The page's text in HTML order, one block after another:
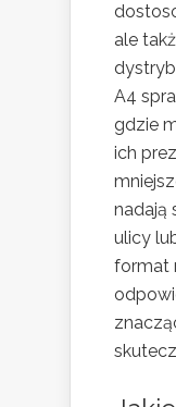
ale
A4
gdzie
ich
nadają
ulicy
format